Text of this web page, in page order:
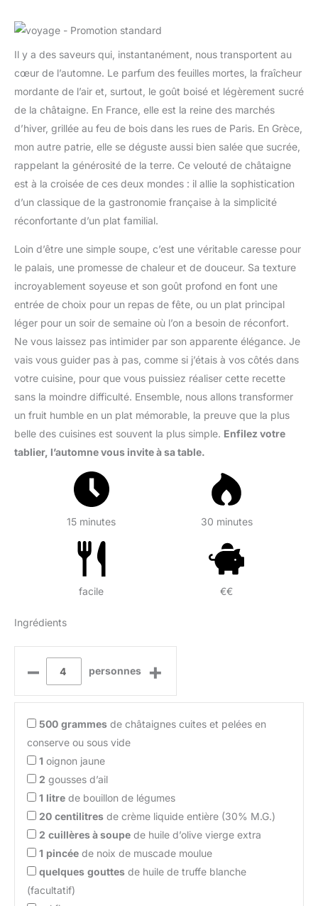
Il y a des saveurs qui, instantanément, nous transportent au
cœur de l’automne. Le parfum des feuilles mortes, la fraîcheur
mordante de l’air et, surtout, le goût boisé et légèrement sucré
de la châtaigne. En France, elle est la reine des marchés
d’hiver, grillée au feu de bois dans les rues de Paris. En Grèce,
mon autre patrie, elle se déguste aussi bien salée que sucrée,
rappelant la générosité de la terre. Ce velouté de châtaigne
est à la croisée de ces deux mondes : il allie la sophistication
d’un classique de la gastronomie française à la simplicité
réconfortante d’un plat familial.
Loin d’être une simple soupe, c’est une véritable caresse pour
le palais, une promesse de chaleur et de douceur. Sa texture
incroyablement soyeuse et son goût profond en font une
entrée de choix pour un repas de fête, ou un plat principal
léger pour un soir de semaine où l’on a besoin de réconfort.
Ne vous laissez pas intimider par son apparente élégance. Je
vais vous guider pas à pas, comme si j’étais à vos côtés dans
votre cuisine, pour que vous puissiez réaliser cette recette
sans la moindre difficulté. Ensemble, nous allons transformer
un fruit humble en un plat mémorable, la preuve que la plus
belle des cuisines est souvent la plus simple. Enfilez votre
tablier, l’automne vous invite à sa table.
15 minutes 30 minutes
facile €€
Ingrédients
– personnes +
500 grammes de châtaignes cuites et pelées en
conserve ou sous vide
1 oignon jaune
2 gousses d’ail
1 litre de bouillon de légumes
20 centilitres de crème liquide entière (30% M.G.)
2 cuillères à soupe de huile d’olive vierge extra
1 pincée de noix de muscade moulue
quelques gouttes de huile de truffe blanche
(facultatif)